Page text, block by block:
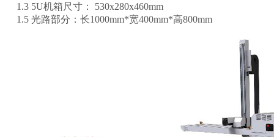
1.3 5U机箱尺寸： 530x280x460mm
1.5 光路部分：长1000mm*宽400mm*高800mm